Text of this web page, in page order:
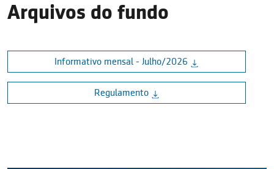
Arquivos do fundo
Informativo mensal - Julho/2026
Regulamento